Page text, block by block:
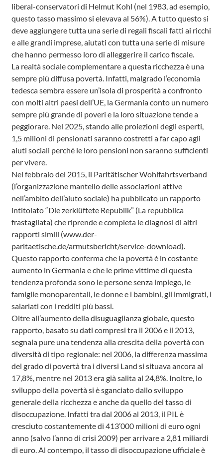
liberal-conservatori di Helmut Kohl (nel 1983, ad esempio,
questo tasso massimo si elevava al 56%). A tutto questo si
deve aggiungere tutta una serie di regali fiscali fatti ai ricchi
e alle grandi imprese, aiutati con tutta una serie di misure
che hanno permesso loro di alleggerire il carico fiscale.
La realtà sociale complementare a questa ricchezza è una
sempre più diffusa povertà. Infatti, malgrado l’economia
tedesca sembra essere un’isola di prosperità a confronto
con molti altri paesi dell’UE, la Germania conto un numero
sempre più grande di poveri e la loro situazione tende a
peggiorare. Nel 2025, stando alle proiezioni degli esperti,
1,5 milioni di pensionati saranno costretti a far capo agli
aiuti sociali perché le loro pensioni non saranno sufficienti
per vivere.
Nel febbraio del 2015, il Paritätischer Wohlfahrtsverband
(l’organizzazione mantello delle associazioni attive
nell’ambito dell’aiuto sociale) ha pubblicato un rapporto
intitolato “Die zerklüftete Republik” (La repubblica
frastagliata) che riprende e completa le diagnosi di altri
rapporti simili (www.der-
paritaetische.de/armutsbericht/service-download).
Questo rapporto conferma che la povertà è in costante
aumento in Germania e che le prime vittime di questa
tendenza profonda sono le persone senza impiego, le
famiglie monoparentali, le donne e i bambini, gli immigrati, i
salariati con i redditi più bassi.
Oltre all’aumento della disuguaglianza globale, questo
rapporto, basato su dati compresi tra il 2006 e il 2013,
segnala pure una tendenza alla crescita della povertà con
diversità di tipo regionale: nel 2006, la differenza massima
del grado di povertà tra i diversi Land si situava ancora al
17,8%, mentre nel 2013 era già salita al 24,8%. Inoltre, lo
sviluppo della povertà si è sganciato dallo sviluppo
generale della ricchezza e anche da quello del tasso di
disoccupazione. Infatti tra dal 2006 al 2013, il PIL è
cresciuto costantemente di 413’000 milioni di euro ogni
anno (salvo l’anno di crisi 2009) per arrivare a 2,81 miliardi
di euro. Al contempo, il tasso di disoccupazione ufficiale è